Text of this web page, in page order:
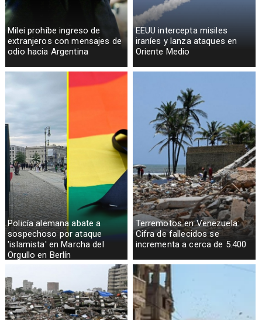
Milei prohíbe ingreso de
extranjeros con mensajes de
odio hacia Argentina
EEUU intercepta misiles
iraníes y lanza ataques en
Oriente Medio
Policía alemana abate a
sospechoso por ataque
'islamista' en Marcha del
Orgullo en Berlín
Terremotos en Venezuela:
Cifra de fallecidos se
incrementa a cerca de 5.400